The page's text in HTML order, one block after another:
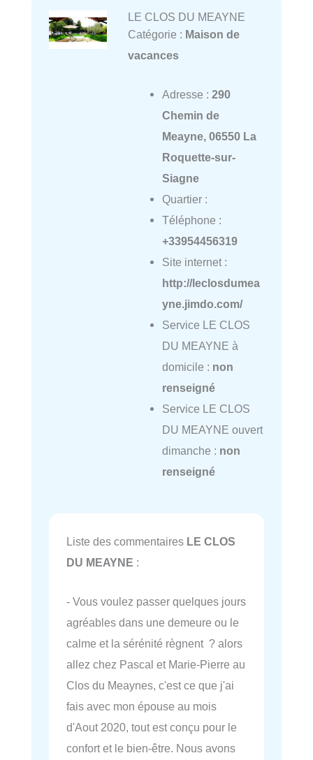
LE CLOS DU MEAYNE
Catégorie : Maison de
vacances
Adresse : 290
Chemin de
Meayne, 06550 La
Roquette-sur-
Siagne
Quartier :
Téléphone :
+33954456319
Site internet :
http://leclosdumea
yne.jimdo.com/
Service LE CLOS
DU MEAYNE à
domicile : non
renseigné
Service LE CLOS
DU MEAYNE ouvert
dimanche : non
renseigné
Liste des commentaires LE CLOS
DU MEAYNE :
- Vous voulez passer quelques jours
agréables dans une demeure ou le
calme et la sérénité règnent ? alors
allez chez Pascal et Marie-Pierre au
Clos du Meaynes, c'est ce que j'ai
fais avec mon épouse au mois
d'Aout 2020, tout est conçu pour le
confort et le bien-être. Nous avons